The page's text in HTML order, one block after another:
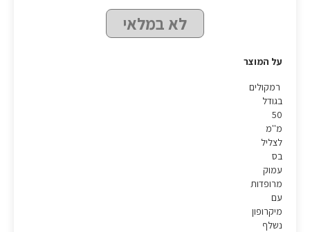
לא במלאי
על המוצר
רמקולים
בגודל
50
מ''מ
לצליל
בס
עמוק
מרופדות
עם
מיקרופון
נשלף